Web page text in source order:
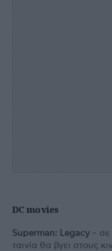
DC movies
Superman: Legacy – σε
ταινία θα βγει στους